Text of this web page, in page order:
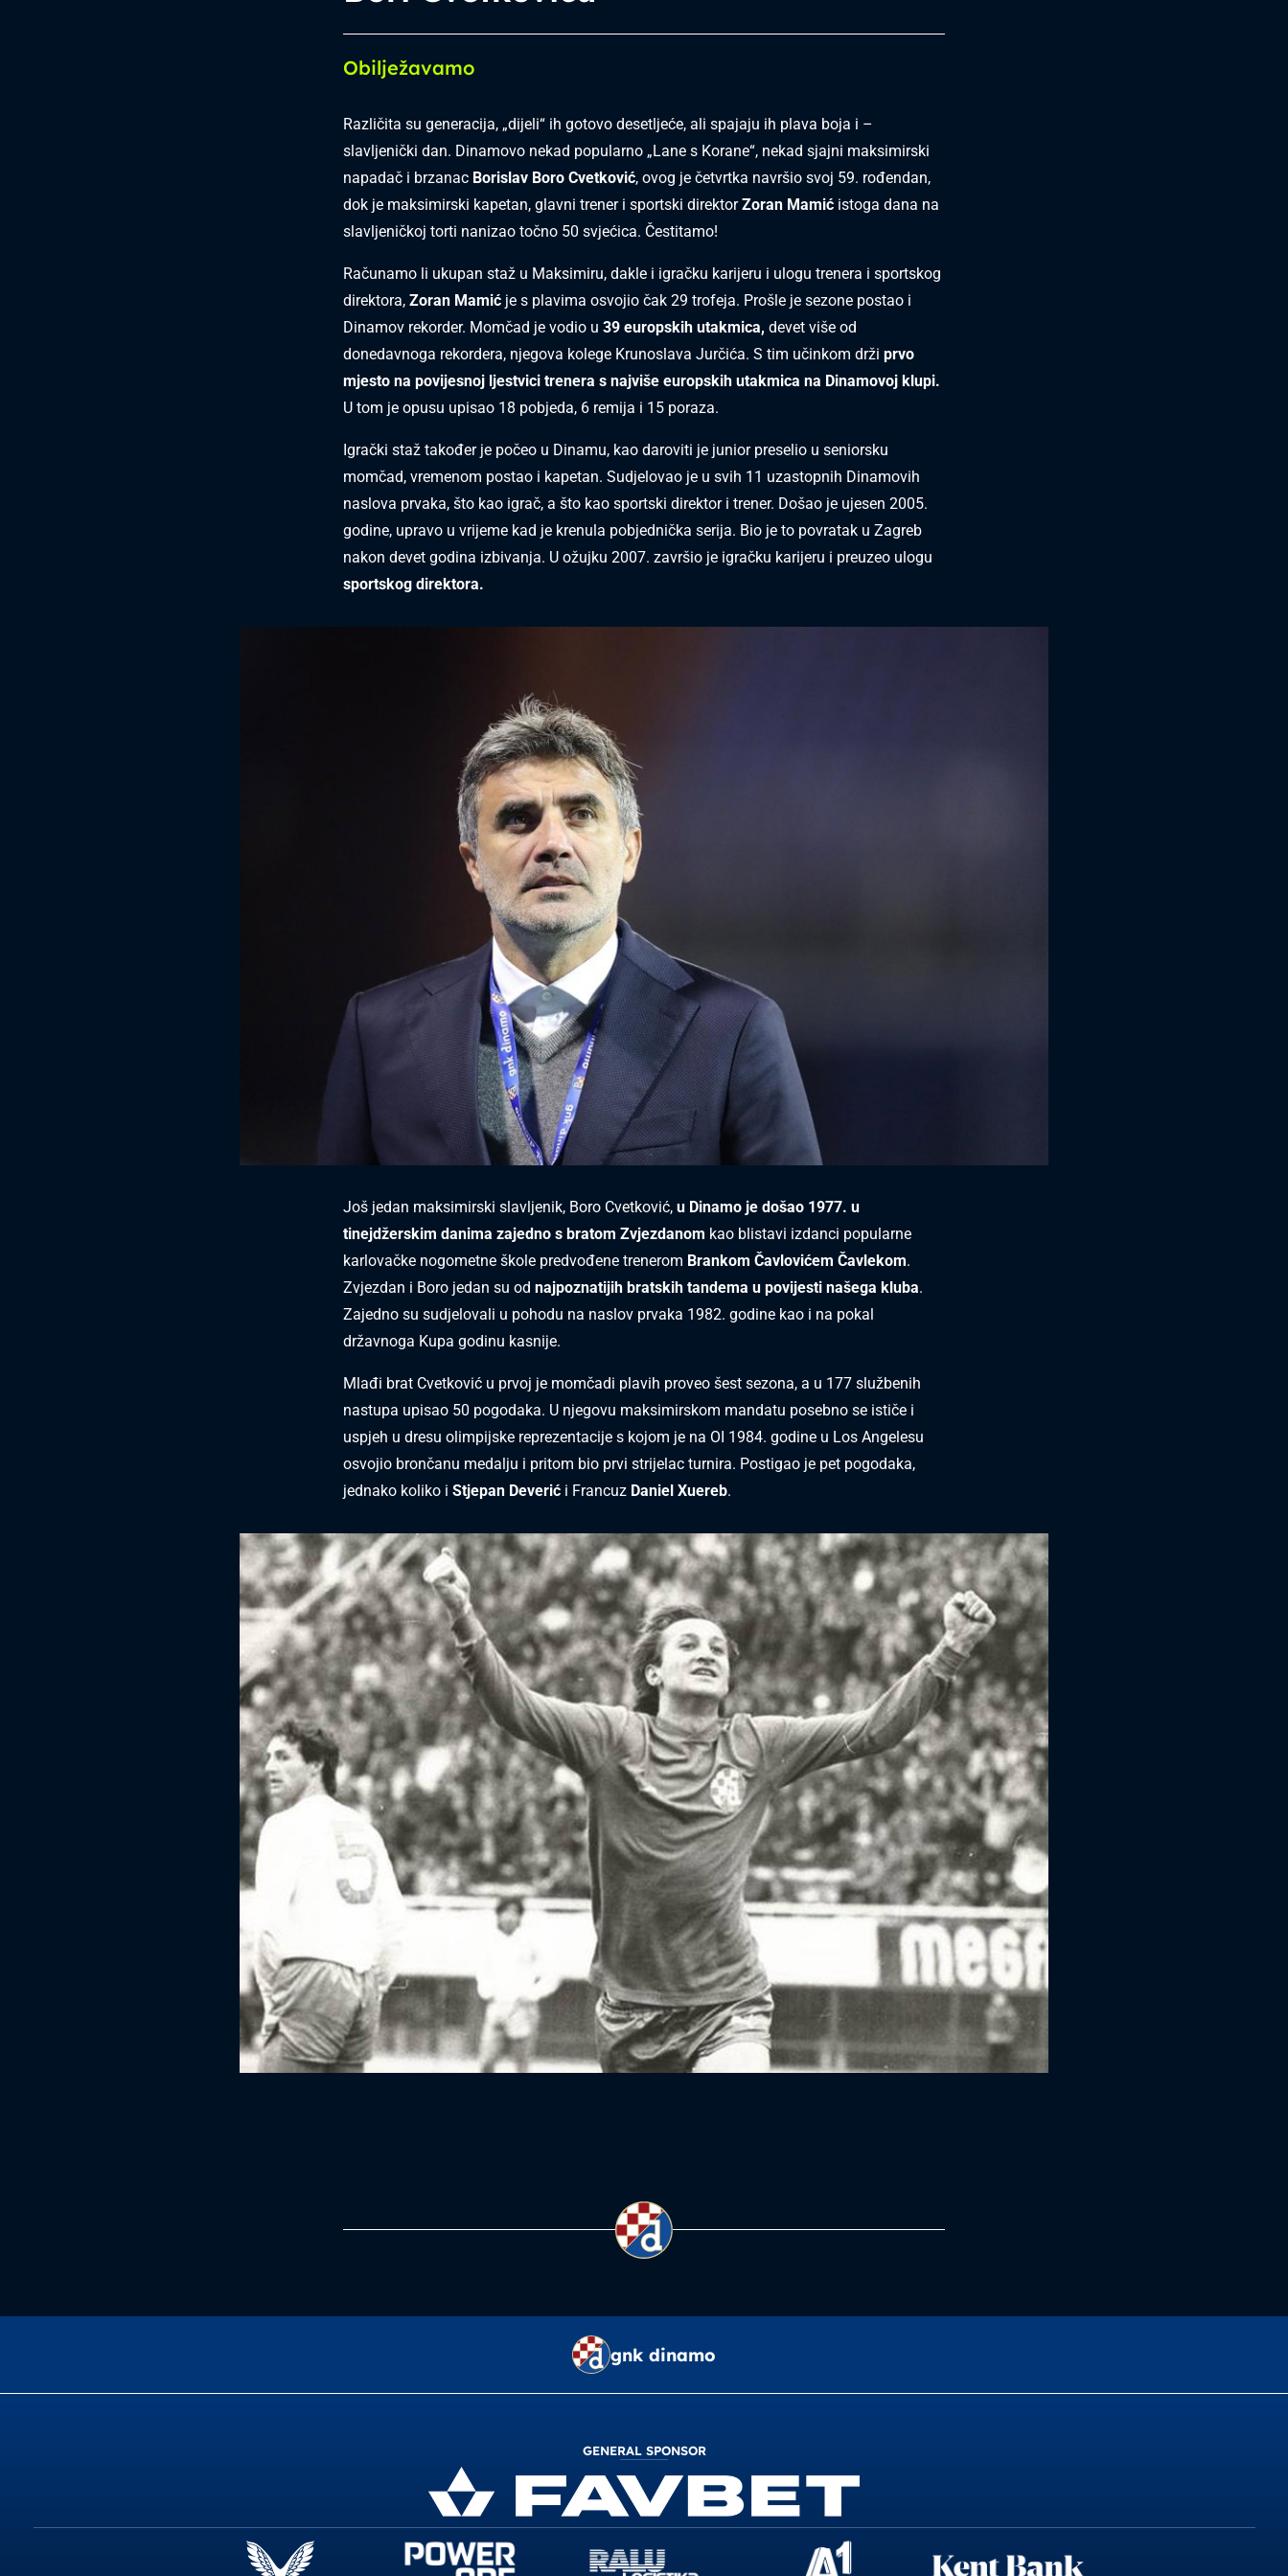
Obilježavamo
Različita su generacija, „dijeli“ ih gotovo desetljeće, ali spajaju ih plava boja i –
slavljenički dan. Dinamovo nekad popularno „Lane s Korane“, nekad sjajni maksimirski
napadač i brzanac Borislav Boro Cvetković, ovog je četvrtka navršio svoj 59. rođendan,
dok je maksimirski kapetan, glavni trener i sportski direktorZoran Mamić istoga dana na
slavljeničkoj torti nanizao točno 50 svjećica. Čestitamo!
Računamo li ukupan staž u Maksimiru, dakle i igračku karijeru i ulogu trenera i sportskog
direktora, Zoran Mamić je s plavima osvojio čak 29 trofeja. Prošle je sezone postao i
Dinamov rekorder. Momčad je vodio u 39 europskih utakmica, devet više od
donedavnoga rekordera, njegova kolege Krunoslava Jurčića. S tim učinkom drži prvo
mjesto na povijesnoj ljestvici trenera s najviše europskih utakmica na Dinamovoj klupi.
U tom je opusu upisao 18 pobjeda, 6 remija i 15 poraza.
Igrački staž također je počeo u Dinamu, kao daroviti je junior preselio u seniorsku
momčad, vremenom postao i kapetan. Sudjelovao je u svih 11 uzastopnih Dinamovih
naslova prvaka, što kao igrač, a što kao sportski direktor i trener. Došao je ujesen 2005.
godine, upravo u vrijeme kad je krenula pobjednička serija. Bio je to povratak u Zagreb
nakon devet godina izbivanja. U ožujku 2007. završio je igračku karijeru i preuzeo ulogu
sportskog direktora.
Još jedan maksimirski slavljenik, Boro Cvetković, u Dinamo je došao 1977. u
tinejdžerskim danima zajedno s bratom Zvjezdanom kao blistavi izdanci popularne
karlovačke nogometne škole predvođene trenerom Brankom Čavlovićem Čavlekom.
Zvjezdan i Boro jedan su od najpoznatijih bratskih tandema u povijesti našega kluba.
Zajedno su sudjelovali u pohodu na naslov prvaka 1982. godine kao i na pokal
državnoga Kupa godinu kasnije.
Mlađi brat Cvetković u prvoj je momčadi plavih proveo šest sezona, a u 177 službenih
nastupa upisao 50 pogodaka. U njegovu maksimirskom mandatu posebno se ističe i
uspjeh u dresu olimpijske reprezentacije s kojom je na OI 1984. godine u Los Angelesu
osvojio brončanu medalju i pritom bio prvi strijelac turnira. Postigao je pet pogodaka,
jednako koliko i Stjepan Deverić i Francuz Daniel Xuereb.
gnk dinamo
GENERAL SPONSOR